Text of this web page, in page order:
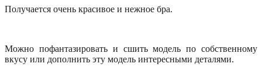
Получается очень красивое и нежное бра.
Можно пофантазировать и сшить модель по собственному
вкусу или дополнить эту модель интересными деталями.